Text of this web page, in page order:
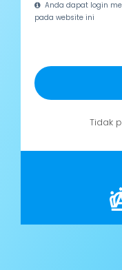
Anda dapat login
pada website ini
Tidak